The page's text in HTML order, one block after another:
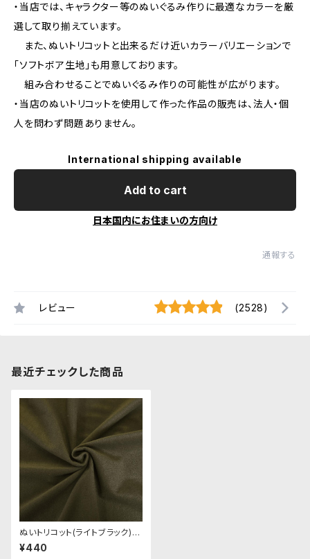
・当店では、キャラクター等のぬいぐるみ作りに最適なカラーを厳
選して取り揃えています。
また、ぬいトリコットと出来るだけ近いカラーバリエーションで
「ソフトボア生地」も用意しております。
組み合わせることでぬいぐるみ作りの可能性が広がります。
・当店のぬいトリコットを使用して作った作品の販売は、法人・個
人を問わず問題ありません。
International shipping available
Add to cart
日本国内にお住まいの方向け
通報する
レビュー (2528)
最近チェックした商品
ぬいトリコット(ライトブラック)N
L040 ぬいぐるみ用薄手パイル
生地 20cm
¥440